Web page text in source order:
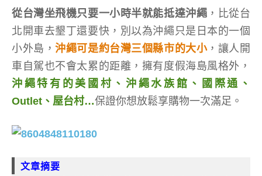
從台灣坐飛機只要一小時半就能抵達沖繩 ，比從台
北開車去墾丁還要快，別以為沖繩只是日本的一個
小外島，沖繩可是約台灣三個縣市的大小，讓人開
車自駕也不會太累的距離，擁有度假海島風格外，
沖繩特有的美國村、沖繩水族館、國際通、
Outlet、屋台村…保證你想放鬆享購物一次滿足。
文章摘要